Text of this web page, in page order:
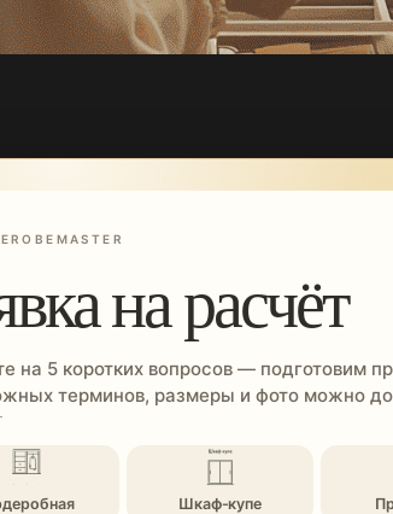
на расчёт
на 5 коротких вопросов — подготовим
терминов, размеры и фото можно
Шкаф-купе